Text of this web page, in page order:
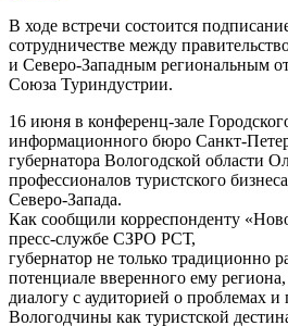
В ходе встречи состоится
сотрудничестве между
и Северо-Западным региональным
Союза Туриндустрии.
16 июня в конференц-зале
информационного бюро Санкт-
губернатора Вологодской области
профессионалов туристского
Северо-Запада.
Как сообщили корреспонденту
пресс-службе СЗРО РСТ,
губернатор не только традиционно
потенциале вверенного ему
диалогу с аудиторией о проблемах и
Вологодчины как туристской